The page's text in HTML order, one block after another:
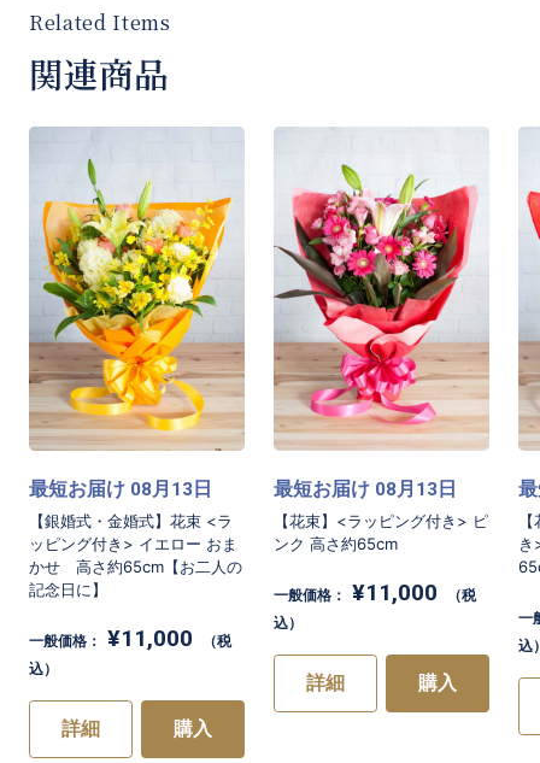
関連商品
【銀婚式・金婚式】花束 <ラ
ッピング付き> イエロー おま
かせ 高さ約65cm【お二人の
記念日に】
最短お届け 08 月 13 日
一般価格： ¥11,000
（税
込）
詳細 購入
【花束】<ラッピング付き> ピ
ンク 高さ約65cm
最短お届け 08 月 13 日
一般価格： ¥11,000
（税
込）
詳細 購入
き
一
込